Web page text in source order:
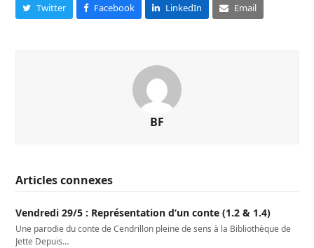
Twitter Facebook LinkedIn Email
BF
Articles connexes
Vendredi 29/5 : Représentation d’un conte (1.2 & 1.4)
Une parodie du conte de Cendrillon pleine de sens à la Bibliothèque de
Jette Depuis…